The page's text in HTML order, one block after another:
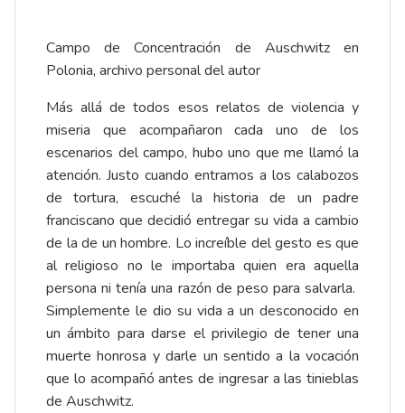
Campo de Concentración de Auschwitz en
Polonia, archivo personal del autor
Más allá de todos esos relatos de violencia y
miseria que acompañaron cada uno de los
escenarios del campo, hubo uno que me llamó la
atención. Justo cuando entramos a los calabozos
de tortura, escuché la historia de un padre
franciscano que decidió entregar su vida a cambio
de la de un hombre. Lo increíble del gesto es que
al religioso no le importaba quien era aquella
persona ni tenía una razón de peso para salvarla.
Simplemente le dio su vida a un desconocido en
un ámbito para darse el privilegio de tener una
muerte honrosa y darle un sentido a la vocación
que lo acompañó antes de ingresar a las tinieblas
de Auschwitz.